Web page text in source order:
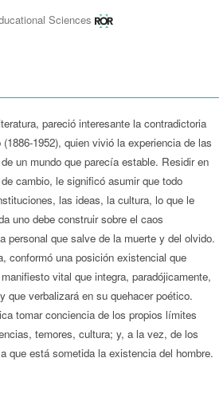
Sciences
pareció interesante la contradictoria
1952), quien vivió la experiencia de las
un mundo que parecía estable. Residir en
cambio, le significó asumir que todo
las ideas, la cultura, lo que le
uno debe construir sobre el caos
personal que salve de la muerte y del olvido.
conformó una posición existencial que
vital que integra, paradójicamente,
que verbalizará en su quehacer poético.
tomar conciencia de los propios límites
temores, cultura; y, a la vez, de los
que está sometida la existencia del hombre.